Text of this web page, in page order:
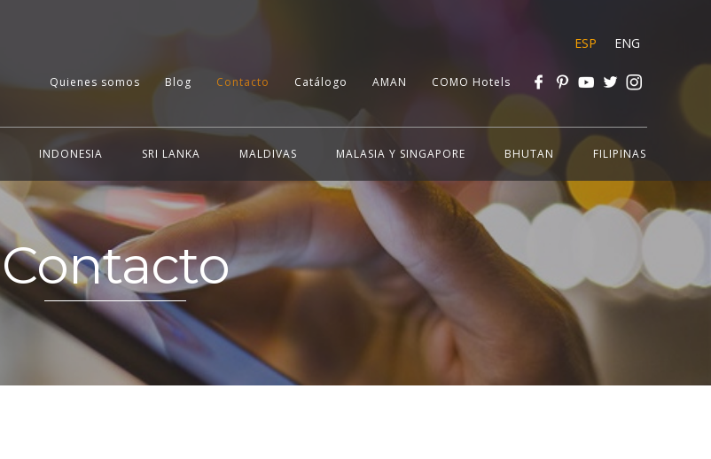
ESP ENG
Quienes somos Blog Contacto Catálogo AMAN COMO Hotels
INDONESIA SRI LANKA MALDIVAS MALASIA Y SINGAPORE BHUTAN FILIPINAS
Contacto